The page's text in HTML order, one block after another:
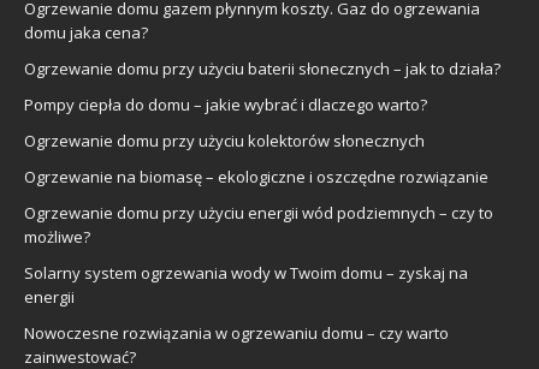
Ogrzewanie domu gazem płynnym koszty. Gaz do ogrzewania
domu jaka cena?
Ogrzewanie domu przy użyciu baterii słonecznych – jak to działa?
Pompy ciepła do domu – jakie wybrać i dlaczego warto?
Ogrzewanie domu przy użyciu kolektorów słonecznych
Ogrzewanie na biomasę – ekologiczne i oszczędne rozwiązanie
Ogrzewanie domu przy użyciu energii wód podziemnych – czy to
możliwe?
Solarny system ogrzewania wody w Twoim domu – zyskaj na
energii
Nowoczesne rozwiązania w ogrzewaniu domu – czy warto
zainwestować?